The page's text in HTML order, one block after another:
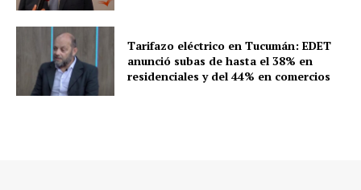
Tarifazo eléctrico en Tucumán: EDET
anunció subas de hasta el 38% en
residenciales y del 44% en comercios